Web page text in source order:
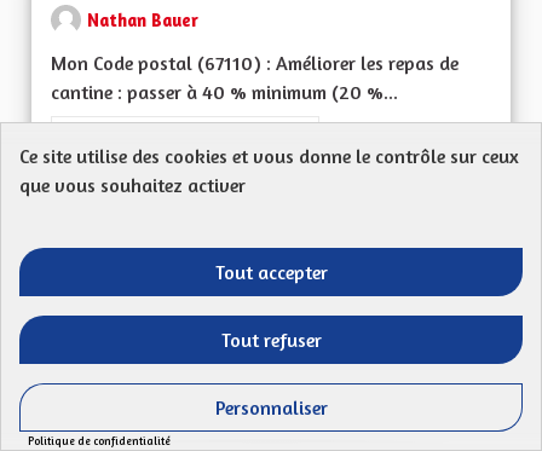
Nathan Bauer
Mon Code postal (67110) : Améliorer les repas de
cantine : passer à 40 % minimum (20 %...
CRÉÉ LE
VOIR LA PROPOSITION
Tarification sociale et plafonnement des
tarifs de cantine
Ce site utilise des cookies et vous donne le contrôle sur ceux
que vous souhaitez activer
Tout accepter
Tout refuser
Personnaliser
Politique de confidentialité